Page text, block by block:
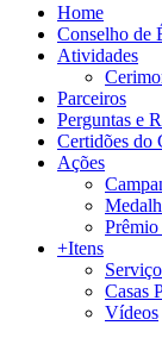
Home
Conselho de
Atividades
Parceiros
Perguntas e
Certidões do
Ações
+Itens
Casas
Vídeos